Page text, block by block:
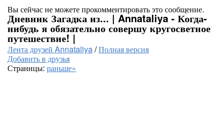
Вы сейчас не можете прокомментировать это сообщение.
Дневник Загадка из... | Annataliya - Когда-
нибудь я обязательно совершу кругосветное
путешествие! |
Лента друзей Annataliya/Полная версия
Добавить в друзья
Страницы: раньше»